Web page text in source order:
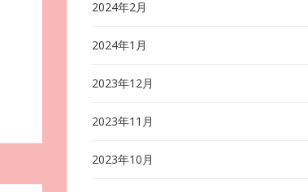
2024年2月
2024年1月
2023年12月
2023年11月
2023年10月